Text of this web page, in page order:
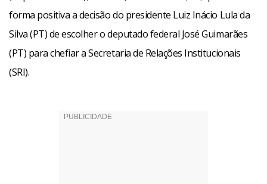
forma positiva a decisão do presidente Luiz Inácio Lula da
Silva (PT) de escolher o deputado federal José Guimarães
(PT) para chefiar a Secretaria de Relações Institucionais
(SRI).